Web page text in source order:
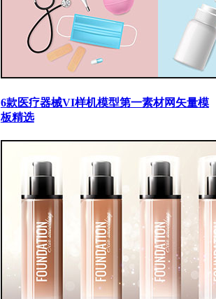
6款医疗器械VI样机模型第一素材网矢量模
板精选